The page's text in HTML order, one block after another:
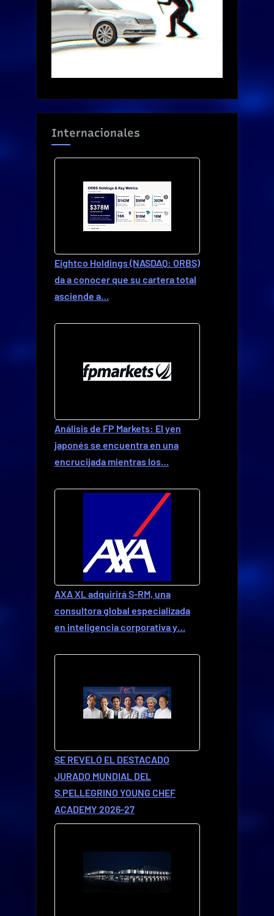
Internacionales
Eightco Holdings (NASDAQ: ORBS)
da a conocer que su cartera total
asciende a…
Análisis de FP Markets: El yen
japonés se encuentra en una
encrucijada mientras los…
AXA XL adquirirá S-RM, una
consultora global especializada
en inteligencia corporativa y…
SE REVELÓ EL DESTACADO
JURADO MUNDIAL DEL
S.PELLEGRINO YOUNG CHEF
ACADEMY 2026-27